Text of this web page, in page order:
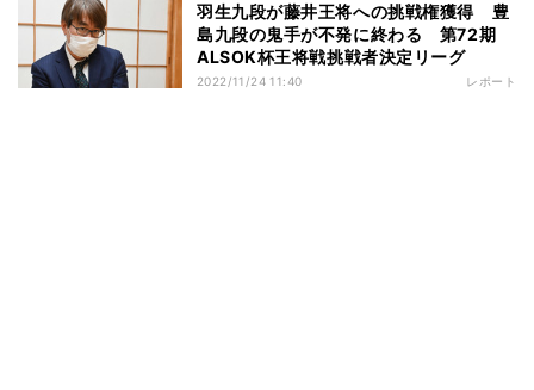
羽生九段が藤井王将への挑戦権獲得 豊
島九段の鬼手が不発に終わる 第72期
ALSOK杯王将戦挑戦者決定リーグ
2022/11/24 11:40 レポート